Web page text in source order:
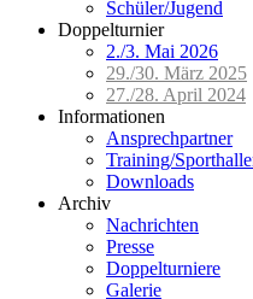
3. Mannschaft
Schüler/Jugend
Doppelturnier
2./3. Mai 2026
29./30. März 2025
27./28. April 2024
Informationen
Ansprechpartner
Training/Sporthallen
Downloads
Archiv
Nachrichten
Presse
Doppelturniere